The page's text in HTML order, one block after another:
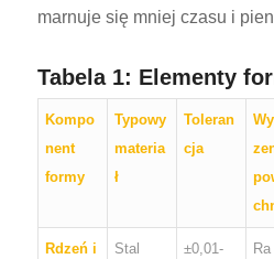
marnuje się mniej czasu i
Tabela 1: Elementy
Kompo
nent
formy
Typowy
materia
ł
Toleran
cja
Rdzeń i
Stal
±0,01-